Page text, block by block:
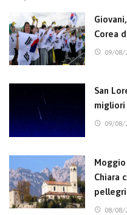
Corea
09/08/
San
migliori
09/08/
Moggio
Chiara
08/08/